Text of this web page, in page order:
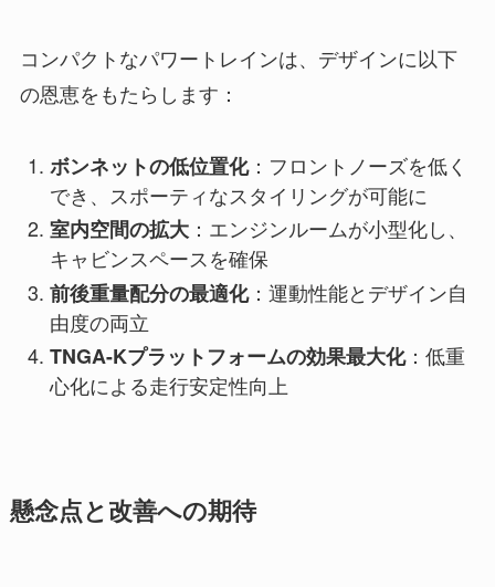
コンパクトなパワートレインは、デザインに以下
の恩恵をもたらします：
ボンネットの低位置化：フロントノーズを低く
でき、スポーティなスタイリングが可能に
室内空間の拡大：エンジンルームが小型化し、
キャビンスペースを確保
前後重量配分の最適化：運動性能とデザイン自
由度の両立
TNGA-Kプラットフォームの効果最大化：低重
心化による走行安定性向上
懸念点と改善への期待